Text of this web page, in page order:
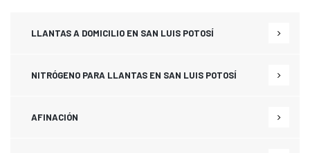
LLANTAS A DOMICILIO EN SAN LUIS POTOSÍ
NITRÓGENO PARA LLANTAS EN SAN LUIS POTOSÍ
AFINACIÓN